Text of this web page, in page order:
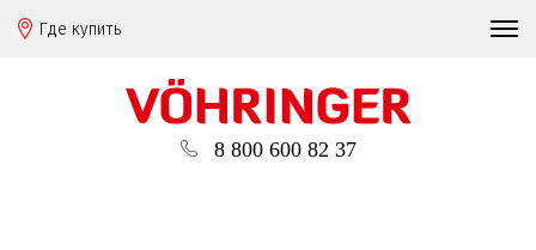
Где купить
8 800 600 82 37